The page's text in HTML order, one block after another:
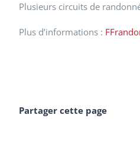
Plusieurs circuits de
Plus d’informations :
Partager cette page